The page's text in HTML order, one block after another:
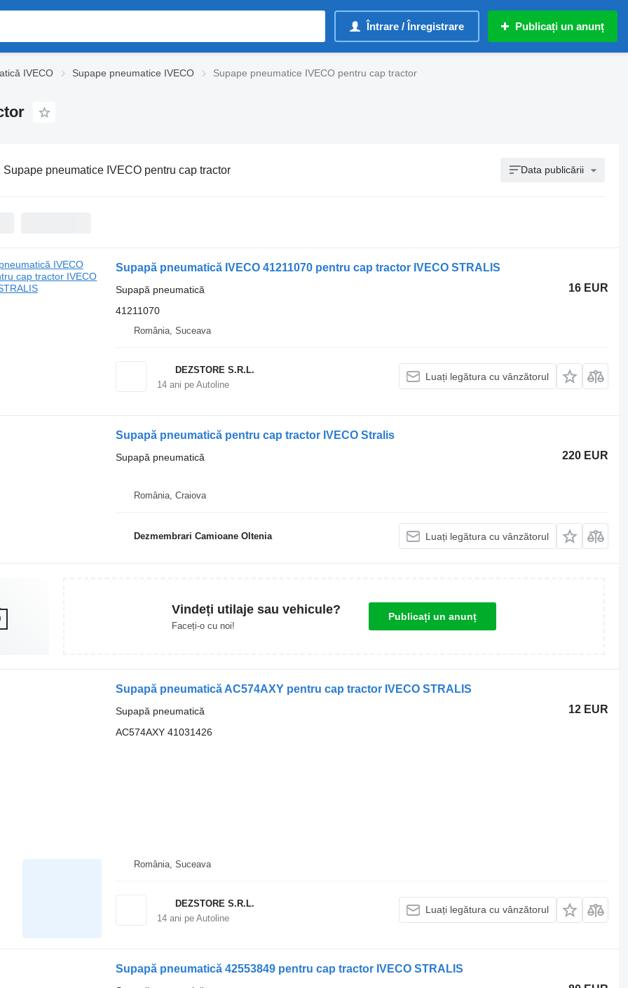
Întrare / Înregistrare Publicați un anunț
IVECO Supape pneumatice IVECO Supape pneumatice IVECO pentru cap tractor
Supape pneumatice IVECO pentru cap tractor Data publicării
Supapă pneumatică IVECO 41211070 pentru cap tractor IVECO STRALIS
16 EUR
Supapă pneumatică
41211070
România, Suceava
DEZSTORE S.R.L.
14ani pe Autoline
Luați legătura cu vânzătorul
Supapă pneumatică pentru cap tractor IVECO Stralis
220 EUR
Supapă pneumatică
România, Craiova
Dezmembrari Camioane Oltenia Luați legătura cu vânzătorul
Vindeți utilaje sau vehicule?
Faceți-o cu noi!
Publicați un anunț
Supapă pneumatică AC574AXY pentru cap tractor IVECO STRALIS
12 EUR
Supapă pneumatică
AC574AXY 41031426
România, Suceava
DEZSTORE S.R.L.
14ani pe Autoline
Luați legătura cu vânzătorul
Supapă pneumatică 42553849 pentru cap tractor IVECO STRALIS